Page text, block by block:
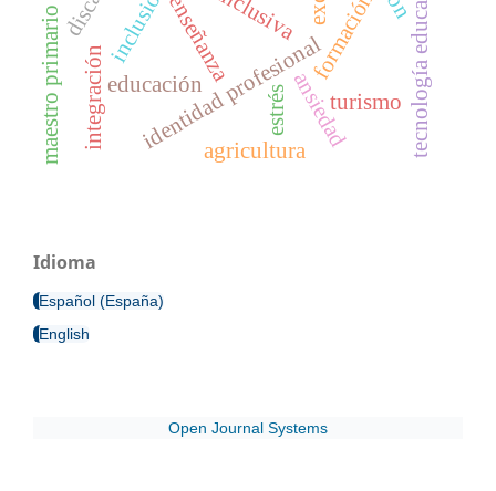
formación
identidad profesional
enseñanza
inclusión tecnología educacional
estrés ansiedad
maestro primario agricultura
turismo
educación
integración
Idioma
Español (España)
English
Open Journal Systems